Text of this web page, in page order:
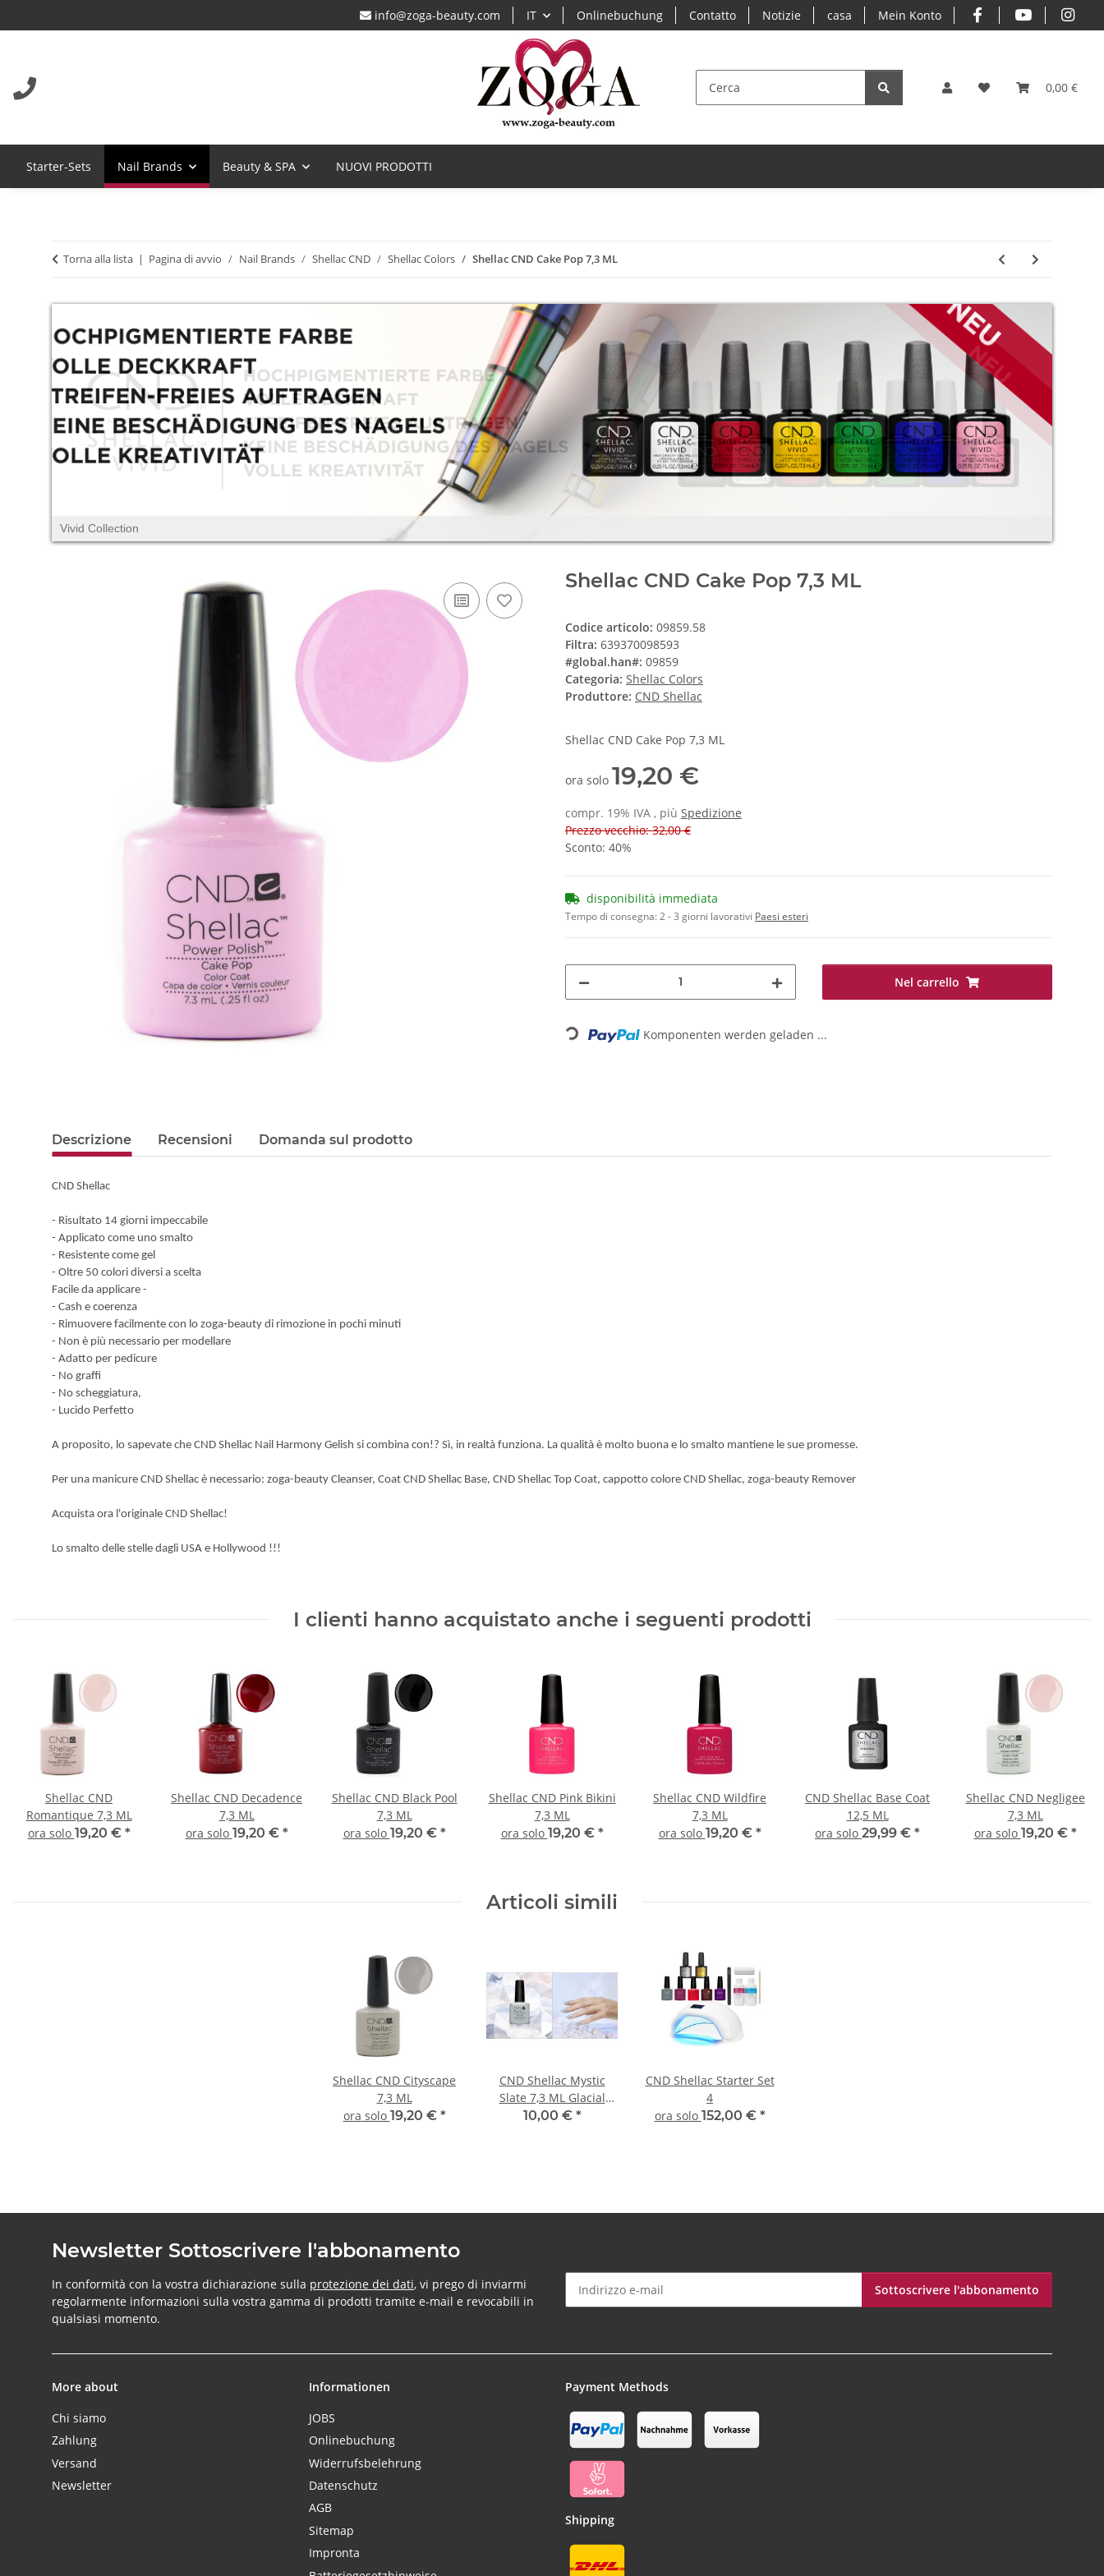
info@zoga-beauty.com IT Onlinebuchung Contatto Notizie casa Mein Konto
0,00 €
Starter-Sets Nail Brands Beauty & SPA NUOVI PRODOTTI
Torna alla lista Pagina di avvio Nail Brands Shellac CND Shellac Colors Shellac CND Cake Pop 7,3 ML
Vivid Collection
Shellac CND Cake Pop 7,3 ML
Codice articolo: 09859.58
Filtra: 639370098593
#global.han#: 09859
Categoria: Shellac Colors
Produttore: CND Shellac
Shellac CND Cake Pop 7,3 ML
ora solo 19,20 €
compr. 19% IVA , più Spedizione
Prezzo vecchio: 32,00 €
Sconto: 40%
disponibilità immediata
Tempo di consegna:2 - 3 giorni lavorativi Paesi esteri
Nel carrello
Loading... Komponenten werden geladen ...
Descrizione Recensioni Domanda sul prodotto
CND Shellac
- Risultato 14 giorni impeccabile
- Applicato come uno smalto
- Resistente come gel
- Oltre 50 colori diversi a scelta
Facile da applicare -
- Cash e coerenza
- Rimuovere facilmente con lo zoga-beauty di rimozione in pochi minuti
- Non è più necessario per modellare
- Adatto per pedicure
- No graffi
- No scheggiatura,
- Lucido Perfetto
A proposito, lo sapevate che CND Shellac Nail Harmony Gelish si combina con!? Sì, in realtà funziona. La qualità è molto buona e lo smalto mantiene le sue promesse.
Per una manicure CND Shellac è necessario: zoga-beauty Cleanser, Coat CND Shellac Base, CND Shellac Top Coat, cappotto colore CND Shellac, zoga-beauty Remover
Acquista ora l'originale CND Shellac!
Lo smalto delle stelle dagli USA e Hollywood !!!
I clienti hanno acquistato anche i seguenti prodotti
Shellac CND
Romantique 7,3 ML
ora solo 19,20 € *
Shellac CND Decadence
7,3 ML
ora solo 19,20 € *
Shellac CND Black Pool
7,3 ML
ora solo 19,20 € *
Shellac CND Pink Bikini
7,3 ML
ora solo 19,20 € *
Shellac CND Wildfire
7,3 ML
ora solo 19,20 € *
CND Shellac Base Coat
12,5 ML
ora solo 29,99 € *
Shellac CND Negligee
7,3 ML
ora solo 19,20 € *
Articoli simili
Shellac CND Cityscape
7,3 ML
ora solo 19,20 € *
CND Shellac Mystic
Slate 7,3 ML Glacial
Illusion Collection
10,00 € *
CND Shellac Starter Set
4
ora solo 152,00 € *
Newsletter Sottoscrivere l'abbonamento
In conformità con la vostra dichiarazione sulla protezione dei dati, vi prego di inviarmi
regolarmente informazioni sulla vostra gamma di prodotti tramite e-mail e revocabili in
qualsiasi momento.
Sottoscrivere l'abbonamento
More about
Chi siamo
Zahlung
Versand
Newsletter
Informationen
JOBS
Onlinebuchung
Widerrufsbelehrung
Datenschutz
AGB
Sitemap
Impronta
Payment Methods
Shipping